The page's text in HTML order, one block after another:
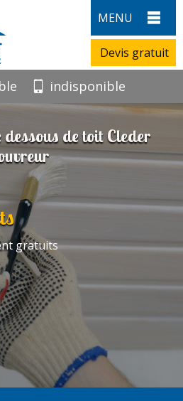
MENU
Devis gratuit
indisponible
de toit Cleder
gratuits